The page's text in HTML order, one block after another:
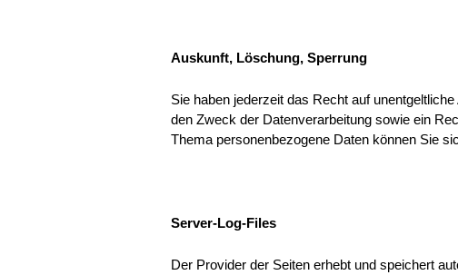
Auskunft, Löschung, Sperrung
Sie haben jederzeit das Recht auf
den Zweck der Datenverarbeitung sowie ein
Thema personenbezogene Daten können Sie
Server-Log-Files
Der Provider der Seiten erhebt und speichert